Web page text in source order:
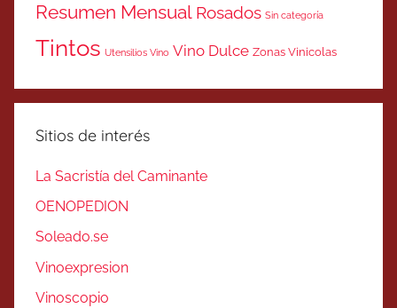
Resumen Mensual Rosados Sin categoría
Tintos Utensilios Vino Vino Dulce Zonas Vinicolas
Sitios de interés
La Sacristía del Caminante
OENOPEDION
Soleado.se
Vinoexpresion
Vinoscopio